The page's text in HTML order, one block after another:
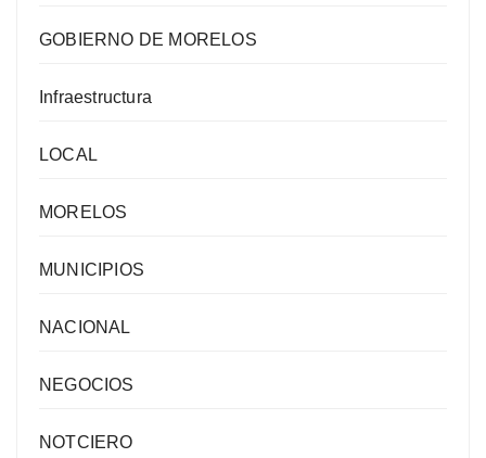
GOBIERNO DE MORELOS
Infraestructura
LOCAL
MORELOS
MUNICIPIOS
NACIONAL
NEGOCIOS
NOTCIERO